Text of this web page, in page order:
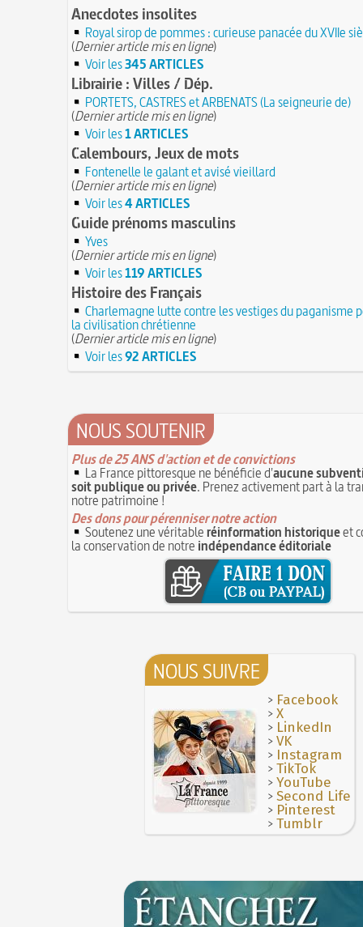
Anecdotes insolites
Royal sirop de pommes : curieuse panacée du XVIIe
(Dernier article mis en ligne)
Voir les345 ARTICLES
Librairie : Villes / Dép.
PORTETS, CASTRES et ARBENATS (La seigneurie de)
(Dernier article mis en ligne)
Voir les1 ARTICLES
Calembours, Jeux de mots
Fontenelle le galant et avisé vieillard
(Dernier article mis en ligne)
Voir les4 ARTICLES
Guide prénoms masculins
Yves
(Dernier article mis en ligne)
Voir les119 ARTICLES
Histoire des Français
Charlemagne lutte contre les vestiges du paganisme
la civilisation chrétienne
(Dernier article mis en ligne)
Voir les92 ARTICLES
NOUS SOUTENIR
Plus de 25 ANS d'action et de convictions
La France pittoresque ne bénéficie d'aucune
soit publique ou privée. Prenez activement part à la
notre patrimoine !
Des dons pour pérenniser notre action
Soutenez une véritableréinformation historiqueet
la conservation de notre indépendance éditoriale
NOUS SUIVRE
> Facebook
>X
> LinkedIn
>VK
> Instagram
>TikTok
>YouTube
>Second Life
> Pinterest
>Tumblr